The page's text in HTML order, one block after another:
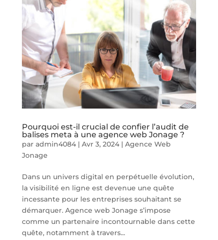
Pourquoi est-il crucial de confier l’audit de
balises meta à une agence web Jonage ?
par admin4084| Avr 3, 2024| Agence Web
Jonage
Dans un univers digital en perpétuelle évolution,
la visibilité en ligne est devenue une quête
incessante pour les entreprises souhaitant se
démarquer. Agence web Jonage s’impose
comme un partenaire incontournable dans cette
quête, notamment à travers...